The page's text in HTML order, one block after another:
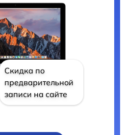
Скидка по
предварительной
записи на сайте